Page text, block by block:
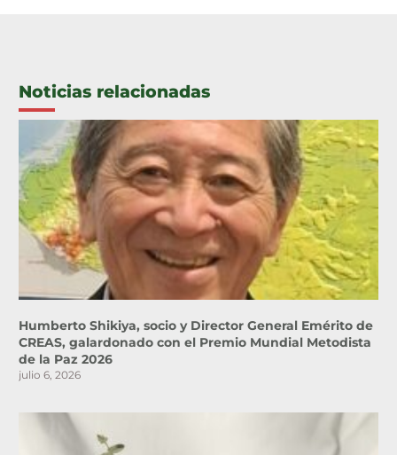
Noticias relacionadas
Humberto Shikiya, socio y Director General Emérito de
CREAS, galardonado con el Premio Mundial Metodista
de la Paz 2026
julio 6, 2026